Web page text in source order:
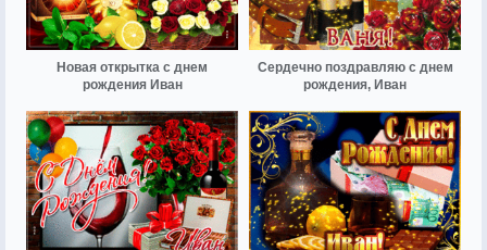
Новая открытка с днем
рождения Иван
Сердечно поздравляю с днем
рождения, Иван